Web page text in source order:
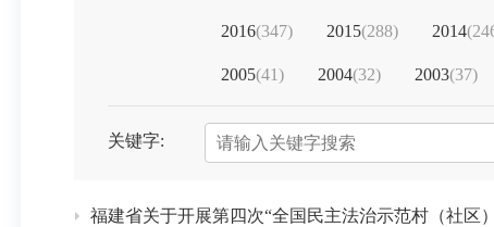
2016(347) 2015(288) 2014(
2005(41) 2004(32) 2003(37)
关键字:
福建省关于开展第四次“全国民主法治示范村（社区